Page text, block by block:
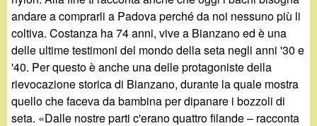
o
.
i
andare a comprarli a Padova perché da noi nessuno più li
coltiva. Costanza ha 74 anni, vive a Bianzano ed è una
delle ultime testimoni del mondo della seta negli anni '30 e
'40. Per questo è anche una delle protagoniste della
rievocazione storica di Bianzano, durante la quale mostra
quello che faceva da bambina per dipanare i bozzoli di
seta. «Dalle nostre parti c'erano quattro filande – racconta